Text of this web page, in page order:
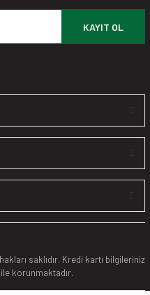
KAYIT OL
saklıdır. Kredi kartı bilgileriniz
korunmaktadır.